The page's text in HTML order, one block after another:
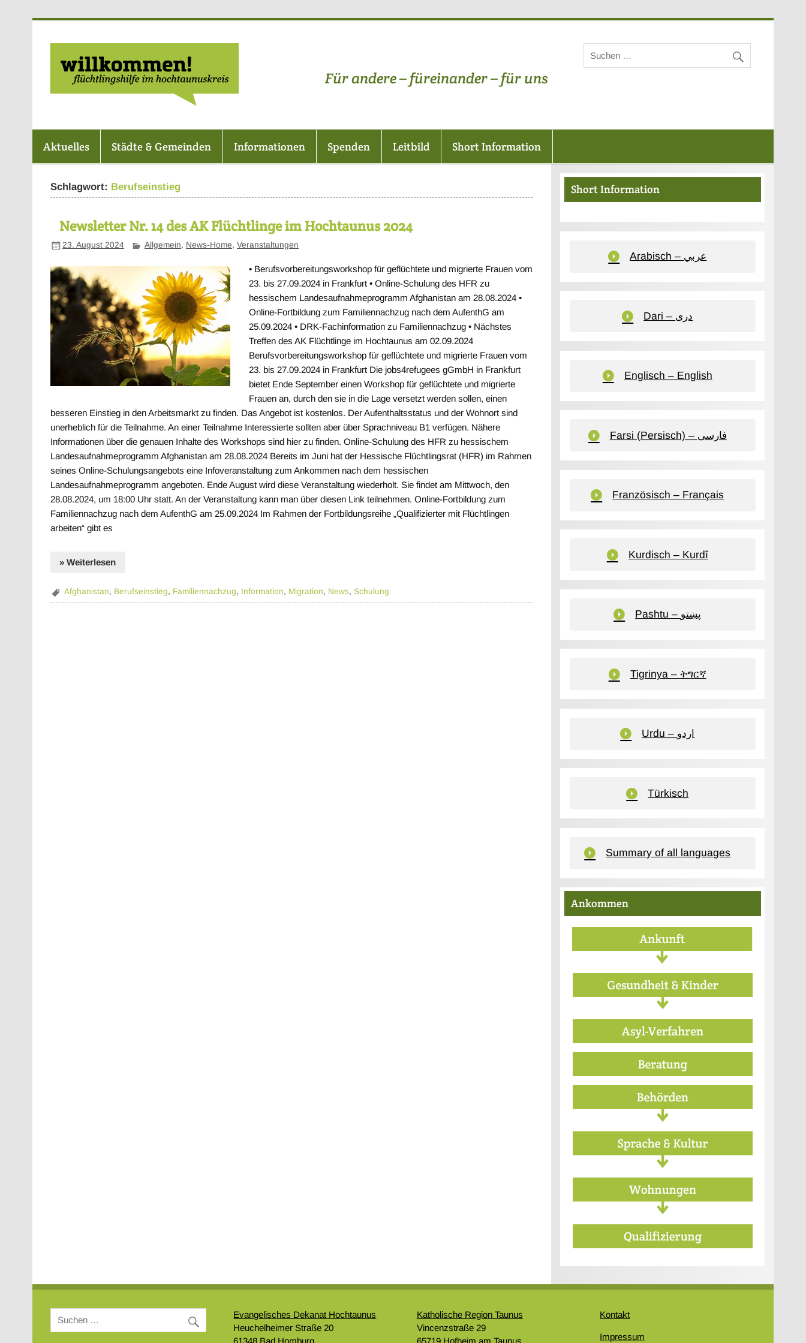
Flüchtlingshilfe-im-Hochtaunuskreis
Für andere – füreinander – für uns
Aktuelles Städte & Gemeinden Informationen Spenden Leitbild Short Information
Schlagwort: Berufseinstieg
Newsletter Nr. 14 des AK Flüchtlinge im Hochtaunus 2024
23. August 2024 Allgemein, News-Home, Veranstaltungen
• Berufsvorbereitungsworkshop für geflüchtete und migrierte Frauen vom
23. bis 27.09.2024 in Frankfurt • Online-Schulung des HFR zu
hessischem Landesaufnahmeprogramm Afghanistan am 28.08.2024 •
Online-Fortbildung zum Familiennachzug nach dem AufenthG am
25.09.2024 • DRK-Fachinformation zu Familiennachzug • Nächstes
Treffen des AK Flüchtlinge im Hochtaunus am 02.09.2024
Berufsvorbereitungsworkshop für geflüchtete und migrierte Frauen vom
23. bis 27.09.2024 in Frankfurt Die jobs4refugees gGmbH in Frankfurt
bietet Ende September einen Workshop für geflüchtete und migrierte
Frauen an, durch den sie in die Lage versetzt werden sollen, einen
besseren Einstieg in den Arbeitsmarkt zu finden. Das Angebot ist kostenlos. Der Aufenthaltsstatus und der Wohnort sind
unerheblich für die Teilnahme. An einer Teilnahme Interessierte sollten aber über Sprachniveau B1 verfügen. Nähere
Informationen über die genauen Inhalte des Workshops sind hier zu finden. Online-Schulung des HFR zu hessischem
Landesaufnahmeprogramm Afghanistan am 28.08.2024 Bereits im Juni hat der Hessische Flüchtlingsrat (HFR) im Rahmen
seines Online-Schulungsangebots eine Infoveranstaltung zum Ankommen nach dem hessischen
Landesaufnahmeprogramm angeboten. Ende August wird diese Veranstaltung wiederholt. Sie findet am Mittwoch, den
28.08.2024, um 18:00 Uhr statt. An der Veranstaltung kann man über diesen Link teilnehmen. Online-Fortbildung zum
Familiennachzug nach dem AufenthG am 25.09.2024 Im Rahmen der Fortbildungsreihe „Qualifizierter mit Flüchtlingen
arbeiten“ gibt es
» Weiterlesen
Afghanistan, Berufseinstieg, Familiennachzug, Information, Migration, News, Schulung
Short Information
Arabisch – عربي
Dari – دری
Englisch – English
Farsi (Persisch) – فارسی
Französisch – Français
Kurdisch – Kurdî
Pashtu – پښتو
Tigrinya – ትግርኛ
Urdu – اردو
Türkisch
Summary of all languages
Ankommen
Evangelisches Dekanat Hochtaunus
Heuchelheimer Straße 20
61348 Bad Homburg
Katholische Region Taunus
Vincenzstraße 29
65719 Hofheim am Taunus
Kontakt
Impressum